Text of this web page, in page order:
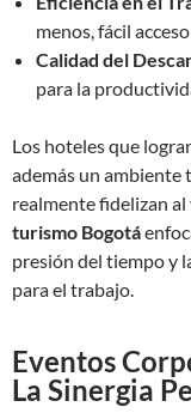
menos, fácil
Calidad del
para la
Los hoteles que
además un ambiente
realmente fidelizan
turismo Bogotá
presión del tiempo y
para el trabajo.
Eventos
La Sinergia